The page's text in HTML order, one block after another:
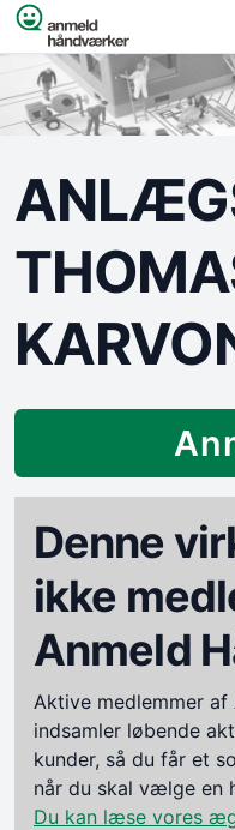
Spring til indhold
Denne
ikke
Anmeld
Aktive medlemmer
indsamler løbende
kunder, så du får et
når du skal vælge en
Du kan læse vores